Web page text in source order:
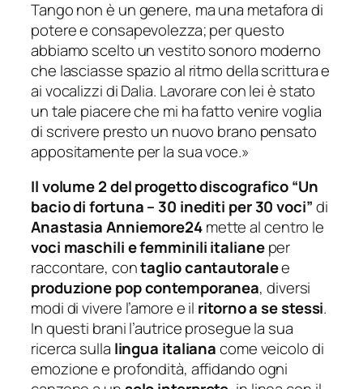
Tango non è un genere, ma una metafora di
potere e consapevolezza; per questo
abbiamo scelto un vestito sonoro moderno
che lasciasse spazio al ritmo della scrittura e
ai vocalizzi di Dalia. Lavorare con lei è stato
un tale piacere che mi ha fatto venire voglia
di scrivere presto un nuovo brano pensato
appositamente per la sua voce.»
Il volume 2 del progetto discografico “Un
bacio di fortuna – 30 inediti per 30 voci”di
Anastasia Anniemore24mette al centro le
voci maschili e femminili italianeper
raccontare, contaglio cantautoralee
produzione pop contemporanea, diversi
modi di vivere l’amore e il ritorno a se stessi.
In questi brani l’autrice prosegue la sua
ricerca sulla lingua italianacome veicolo di
emozione e profondità, affidando ogni